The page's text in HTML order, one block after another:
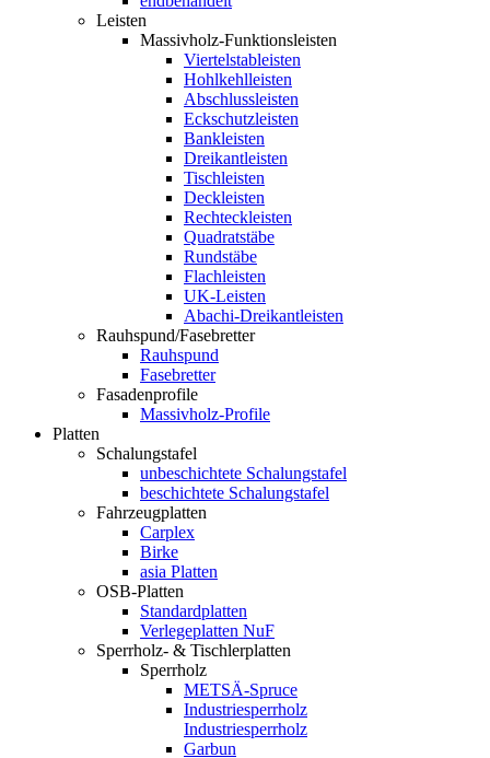
Leisten
Massivholz-Funktionsleisten
Viertelstableisten
Hohlkehlleisten
Abschlussleisten
Eckschutzleisten
Bankleisten
Dreikantleisten
Tischleisten
Deckleisten
Rechteckleisten
Quadratstäbe
Rundstäbe
Flachleisten
UK-Leisten
Abachi-Dreikantleisten
Rauhspund/Fasebretter
Rauhspund
Fasebretter
Fasadenprofile
Massivholz-Profile
Platten
Schalungstafel
unbeschichtete Schalungstafel
beschichtete Schalungstafel
Fahrzeugplatten
Carplex
Birke
asia Platten
OSB-Platten
Standardplatten
Verlegeplatten NuF
Sperrholz- & Tischlerplatten
Sperrholz
METSÄ-Spruce
Industriesperrholz
Industriesperrholz
Garbun